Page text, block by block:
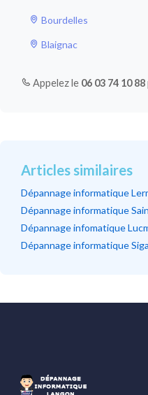
Bourdelles
Blaignac
Appelez le 06 03 74 10 88
Articles similaires
Dépannage informatique
Dépannage informatique
Dépannage infomatique
Dépannage informatique